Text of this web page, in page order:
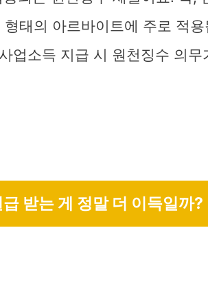
형태의 아르바이트에 주로 적
업소득 지급 시 원천징수 의무
받는 게 정말 더 이득일까?